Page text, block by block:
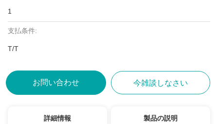
1
支払条件:
T/T
お問い合わせ 今雑談しなさい
詳細情報 製品の説明